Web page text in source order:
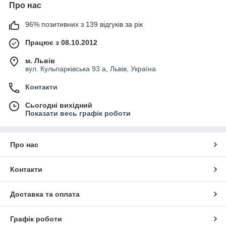
Про нас
96% позитивних з 139 відгуків за рік
Працює з 08.10.2012
м. Львів
вул. Кульпарківська 93 а, Львів, Україна
Контакти
Сьогодні вихідний
Показати весь графік роботи
Про нас
Контакти
Доставка та оплата
Графік роботи